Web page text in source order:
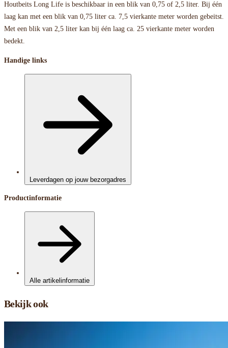
Houtbeits Long Life is beschikbaar in een blik van 0,75 of 2,5 liter. Bij één
laag kan met een blik van 0,75 liter ca. 7,5 vierkante meter worden gebeitst.
Met een blik van 2,5 liter kan bij één laag ca. 25 vierkante meter worden
bedekt.
Handige links
Leverdagen op jouw bezorgadres
Productinformatie
Alle artikelinformatie
Bekijk ook